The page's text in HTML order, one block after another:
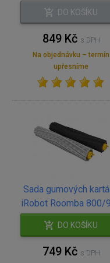
DO KOŠÍKU
849 Kč s DPH
Na objednávku – termín
upřesníme
Sada gumových
iRobot Roomba 800/
DO KOŠÍKU
749 Kč s DPH